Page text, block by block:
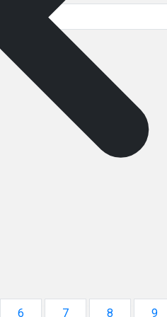
6 7 8 9